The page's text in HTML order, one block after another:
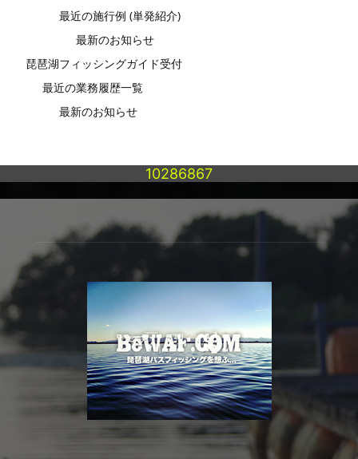
最近の施行例 (単発紹介)
最新のお知らせ
琵琶湖フィッシングガイド受付
最近の業務履歴一覧
最新のお知らせ
10286867